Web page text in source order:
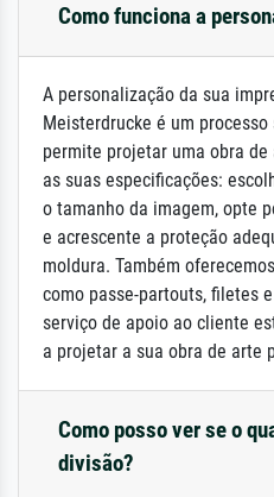
Como funciona a
A personalização da sua
Meisterdrucke é um
permite projetar uma obra
as suas especificações:
o tamanho da imagem, opte
e acrescente a proteção
moldura. Também
como passe-partouts, filetes
serviço de apoio ao cliente
a projetar a sua obra de arte
Como posso ver se o
divisão?